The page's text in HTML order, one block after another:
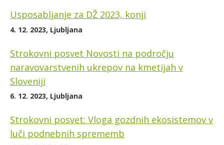
Usposabljanje za DŽ 2023, konji
4. 12. 2023, Ljubljana
Strokovni posvet Novosti na področju
naravovarstvenih ukrepov na kmetijah v
Sloveniji
6. 12. 2023, Ljubljana
Strokovni posvet: Vloga gozdnih ekosistemov v
luči podnebnih sprememb